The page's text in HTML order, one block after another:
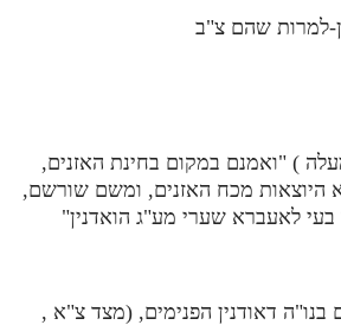
למרות שהם צ"ב
) "ואמנם במקום בחינת האזנים,
היוצאות מכח האזנים, ומשם שורשם,
לאעברא שערי מע"ג הואדנין"
דאודנין הפנימים, (מצד צ"א ,